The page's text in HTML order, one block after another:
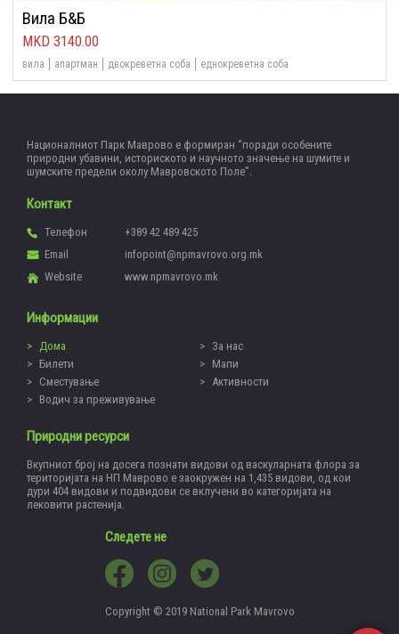
Вила Б&Б
3140.00
вила апартман двокреветна соба еднокреветна соба
Националниот Парк Маврово е формиран “поради особените
природни убавини, историското и научното значење на шумите и
шумските предели околу Мавровското Поле”.
Контакт
Телефон
+389 42 489 425
Email
infopoint@npmavrovo.org.mk
Website
www.npmavrovo.mk
Информации
Дома
За нас
Билети
Мапи
Сместување
Активности
Водич за преживување
Природни ресурси
Вкупниот број на досега познати видови од васкуларната флора за
територијата на НП Маврово е заокружен на 1,435 видови, од кои
дури 404 видови и подвидови се вклучени во категоријата на
лековити растенија.
Следете не
Copyright © 2019 National Park Mavrovo